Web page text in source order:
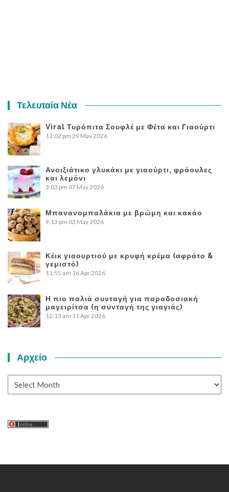
Τελευταία Νέα
Viral Τυρόπιτα Σουφλέ με Φέτα και Γιαούρτι
11:02 pm 29 May 2026
Ανοιξιάτικο γλυκάκι με γιαούρτι, φράουλες
και λεμόνι
3:03 pm 07 May 2026
Μπανανομπαλάκια με βρώμη και κακάο
9:13 pm 02 May 2026
Κέικ γιαουρτιού με κρυφή κρέμα (αφράτο &
γεμιστό)
11:55 am 16 Apr 2026
Η πιο παλιά συνταγή για παραδοσιακή
μαγειρίτσα (η συνταγή της γιαγιάς)
12:13 am 11 Apr 2026
Αρχείο